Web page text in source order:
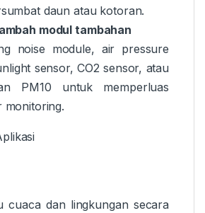
daun atau kotoran.
modul tambahan
noise module, air pressure
sensor, CO2 sensor, atau
PM10 untuk memperluas
monitoring.
cuaca dan lingkungan secara